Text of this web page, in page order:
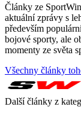
Články ze
aktuální zprávy s
především
bojové sporty, ale
momenty ze světa
Všechny články
Další články z